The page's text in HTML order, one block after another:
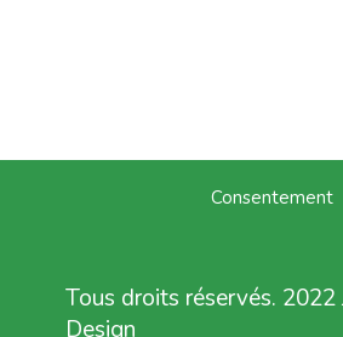
Consentement
Tous droits réservés. 2022
Design